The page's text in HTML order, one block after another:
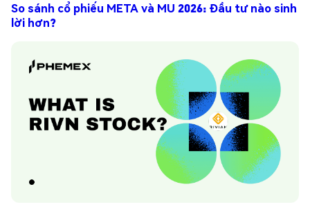
So sánh cổ phiếu META và MU 2026: Đầu tư nào sinh
lời hơn?